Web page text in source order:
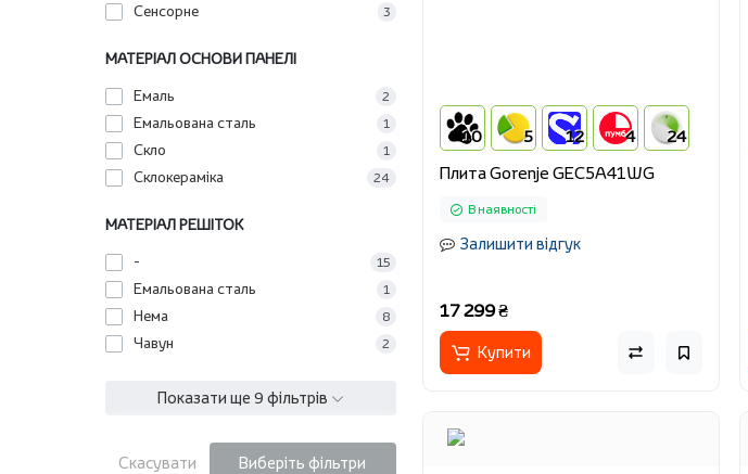
Сенсорне 3
МАТЕРІАЛ ОСНОВИ ПАНЕЛІ
Емаль
2
Емальована сталь 1
Скло 1
Склокераміка 24
МАТЕРІАЛ РЕШІТОК
-
15
Емальована сталь 1
Нема 8
Чавун 2
Показати ще 9 фільтрів
Скасувати Виберіть фільтри
10 5 12 4 24
Плита Gorenje GEC5A41WG
В наявності
Залишити відгук
17 299 ₴
Купити